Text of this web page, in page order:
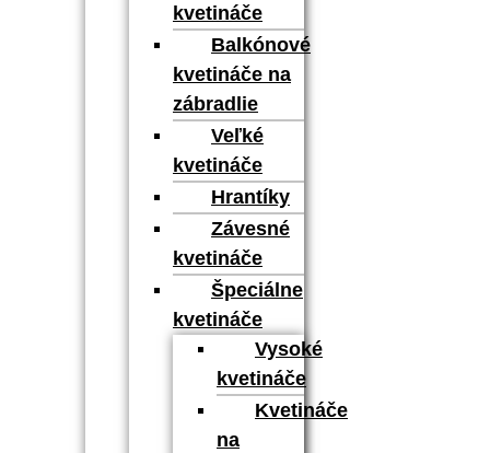
kvetináče
Balkónové
kvetináče na
zábradlie
Veľké
kvetináče
Hrantíky
Závesné
kvetináče
Špeciálne
kvetináče
Vysoké
kvetináče
Kvetináče
na